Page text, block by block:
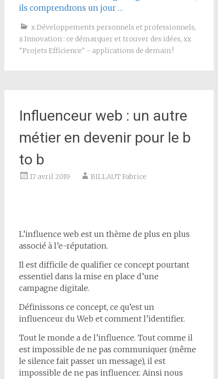
ils comprendrons un jour …
x Développements personnels et professionnels,
x Innovation : ce démarquer et trouver des idées, xx
"Projets Efficience" - applications de demain !
Influenceur web : un autre
métier en devenir pour le b
to b
17 avril 2019 BILLAUT Fabrice
L’influence web est un thème de plus en plus
associé à l’e-réputation.
Il est difficile de qualifier ce concept pourtant
essentiel dans la mise en place d’une
campagne digitale.
Définissons ce concept, ce qu’est un
influenceur du Web et comment l’identifier.
Tout le monde a de l’influence. Tout comme il
est impossible de ne pas communiquer (même
le silence fait passer un message), il est
impossible de ne pas influencer. Ainsi nous